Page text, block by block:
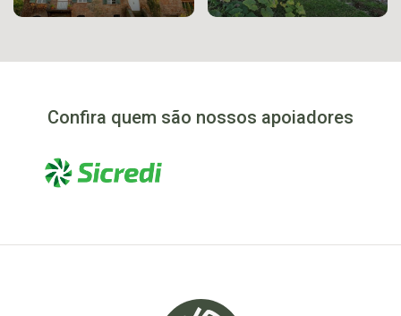
Confira quem são nossos apoiadores